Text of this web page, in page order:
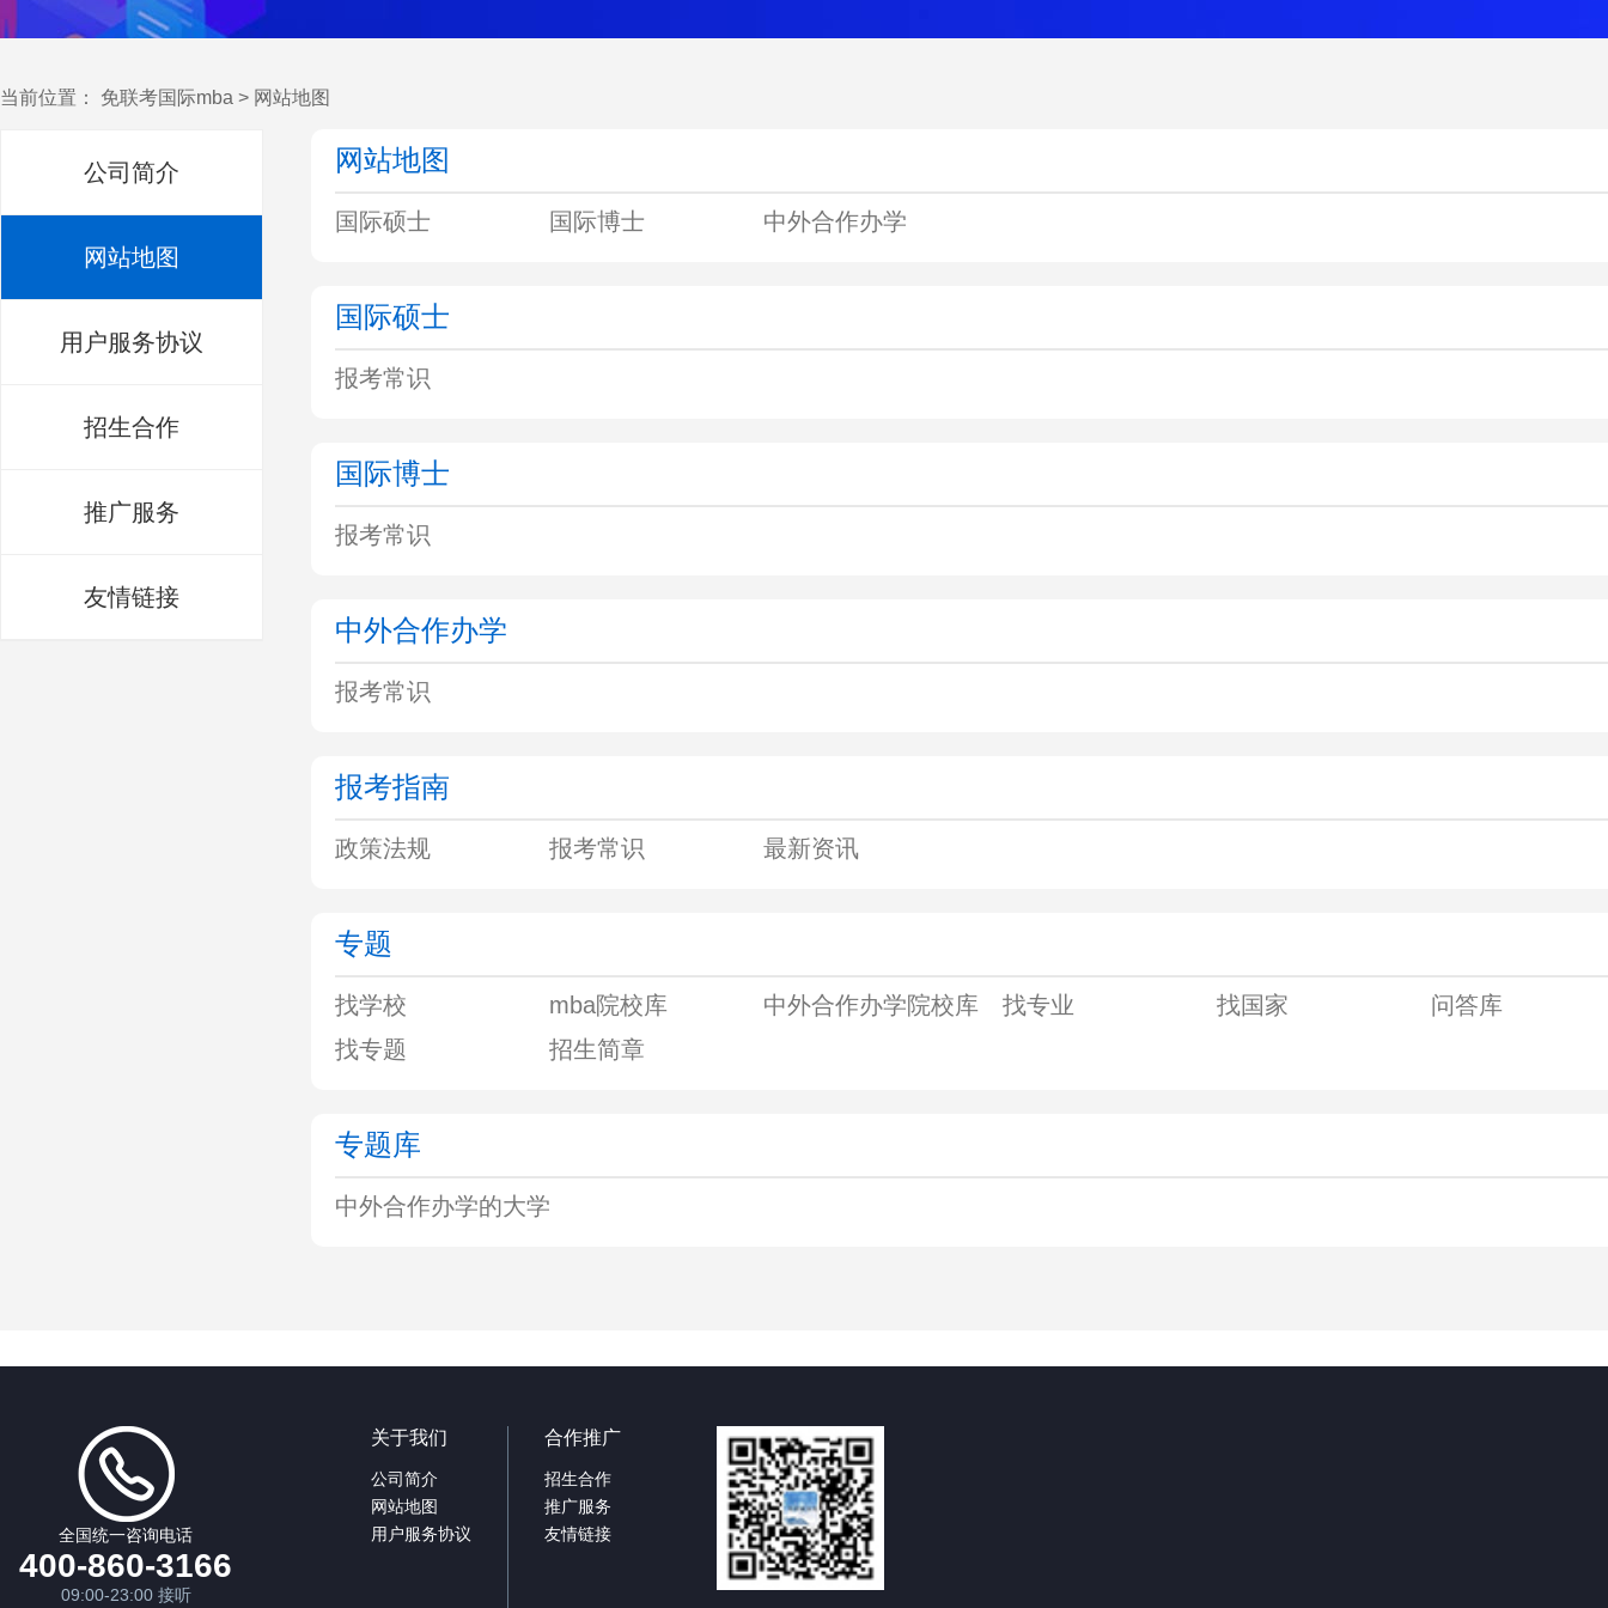
当前位置： 免联考国际mba > 网站地图
公司简介
网站地图
用户服务协议
招生合作
推广服务
友情链接
网站地图
国际硕士 国际博士 中外合作办学
国际硕士
报考常识
国际博士
报考常识
中外合作办学
报考常识
报考指南
政策法规 报考常识 最新资讯
专题
找学校 mba院校库 中外合作办学院校库 找专业 找国家
问答库
找专题
招生简章
专题库
中外合作办学的大学
全国统一咨询电话
400-860-3166
09:00-23:00 接听
关于我们
公司简介
网站地图
用户服务协议
合作推广
招生合作
推广服务
友情链接